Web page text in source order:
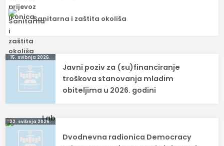
Sanitarna i zaštita okoliša
Navigacija
objava
15. svibnja 2026.
Javni poziv za (su)financiranje
troškova stanovanja mladim
obiteljima u 2026. godini
22. svibnja 2026.
Dvodnevna radionica Democracy